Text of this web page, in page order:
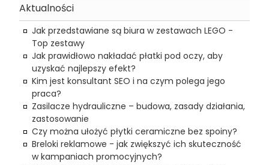
Aktualności
Jak przedstawiane są biura w zestawach LEGO -
Top zestawy
Jak prawidłowo nakładać płatki pod oczy, aby
uzyskać najlepszy efekt?
Kim jest konsultant SEO i na czym polega jego
praca?
Zasilacze hydrauliczne – budowa, zasady działania,
zastosowanie
Czy można ułożyć płytki ceramiczne bez spoiny?
Breloki reklamowe - jak zwiększyć ich skuteczność
w kampaniach promocyjnych?